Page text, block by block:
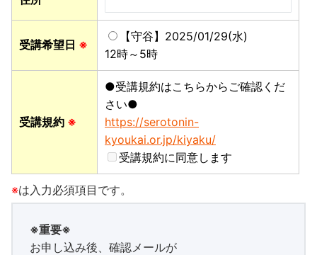
受講希望日 ※
【守谷】2025/01/29(水)
12時～5時
受講規約 ※
●受講規約はこちらからご確認くだ
さい●
https://serotonin-
kyoukai.or.jp/kiyaku/
受講規約に同意します
※は入力必須項目です。
※重要※
お申し込み後、確認メールが